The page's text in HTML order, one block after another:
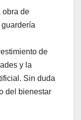
obra de
de
y la
Sin duda
del bienestar